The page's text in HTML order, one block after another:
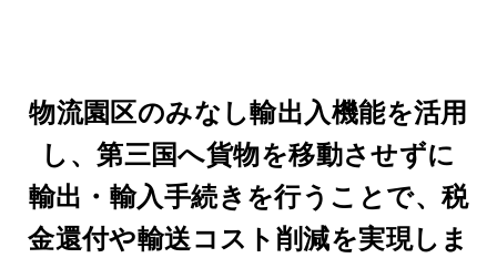
物流園区のみなし輸出入機能を活用
し、第三国へ貨物を移動させずに
輸出・輸入手続きを行うことで、税
金還付や輸送コスト削減を実現しま